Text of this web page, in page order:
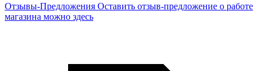
Отзывы-Предложения Оставить отзыв-предложение о работе
магазина можно здесь